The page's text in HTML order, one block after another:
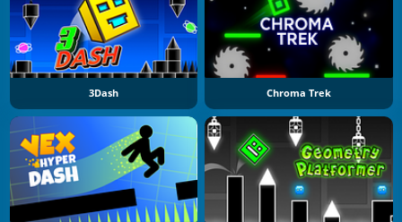
3Dash Chroma Trek